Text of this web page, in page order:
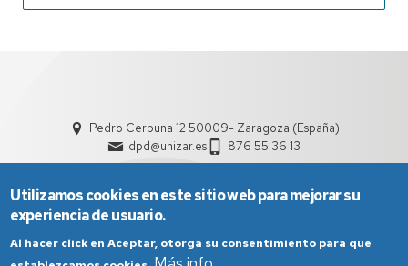
Pedro Cerbuna 12 50009- Zaragoza (España)
dpd@unizar.es
876 55 36 13
Utilizamos cookies en este sitio web para mejorar su
experiencia de usuario.
Al hacer click en Aceptar, otorga su consentimiento para que